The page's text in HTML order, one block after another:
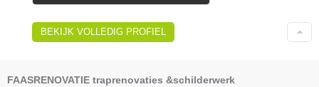
BEKIJK VOLLEDIG PROFIEL
FAASRENOVATIE traprenovaties &schilderwerk